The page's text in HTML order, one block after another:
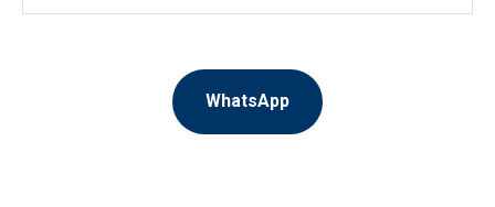
WhatsApp